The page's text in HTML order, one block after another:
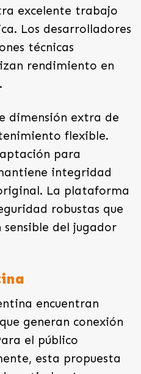
excelente trabajo
Los desarrolladores
técnicas
rendimiento en
dimensión extra de
flexible.
para
integridad
La plataforma
robustas que
del jugador
encuentran
generan conexión
el público
esta propuesta